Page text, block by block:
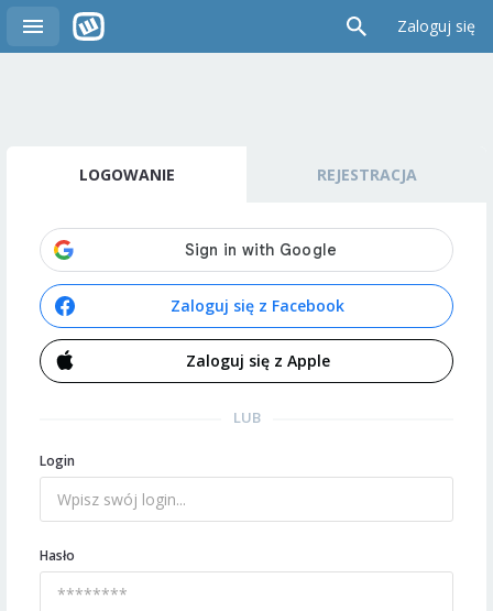
Zaloguj się
LOGOWANIE REJESTRACJA
Zaloguj się z Facebook
Zaloguj się z Apple
LUB
Login
Hasło